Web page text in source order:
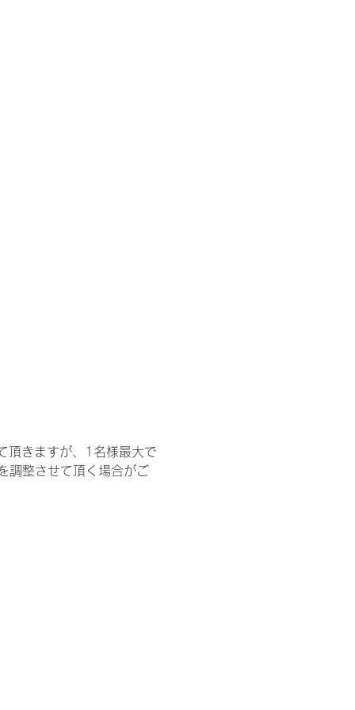
頂きますが、1名様最大で
調整させて頂く場合がご